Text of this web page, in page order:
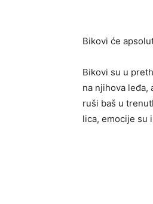
Bikovi će
Bikovi su u
na njihova leđa,
ruši baš u
lica, emocije su